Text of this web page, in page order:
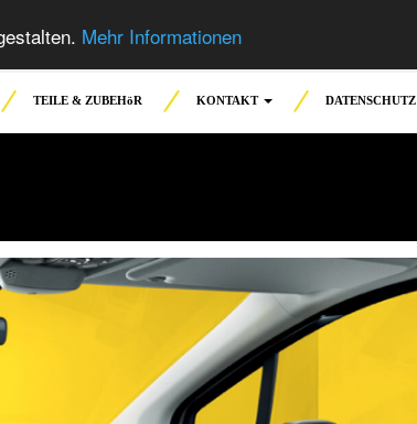
Mehr Informationen
TEILE & ZUBEHöR KONTAKT DATENSCHUTZ